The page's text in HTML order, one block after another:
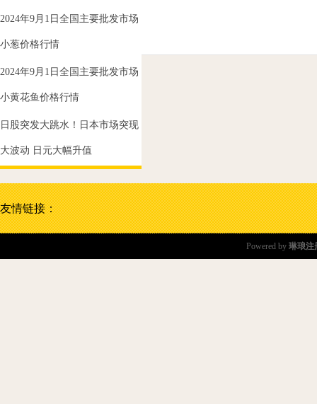
2024年9月1日全国主要批发市场
小葱价格行情
2024年9月1日全国主要批发市场
小黄花鱼价格行情
日股突发大跳水！日本市场突现
大波动 日元大幅升值
友情链接：
Powered by 琳琅注